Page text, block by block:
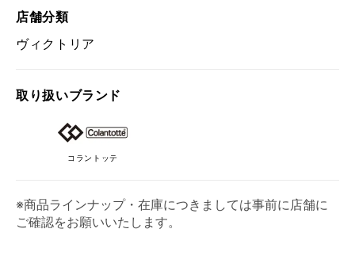
店舗分類
ヴィクトリア
取り扱いブランド
コラントッテ
※商品ラインナップ・在庫につきましては事前に店舗に
ご確認をお願いいたします。